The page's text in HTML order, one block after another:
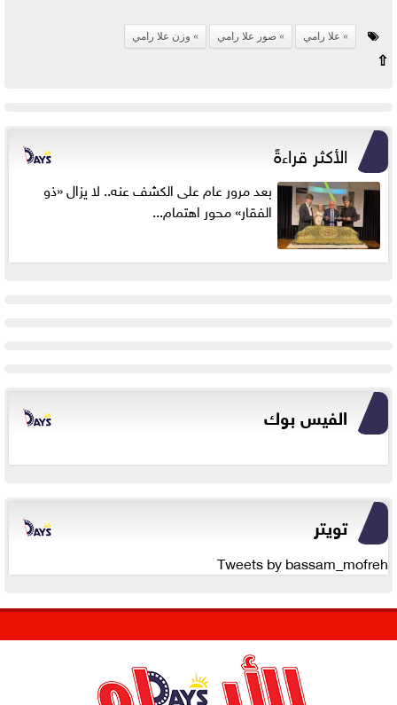
علا رامي صور علا رامي وزن علا رامي
⇧
الأكثر قراءةً
بعد مرور عام على الكشف عنه.. لا يزال «ذو
الفقار» محور اهتمام...
الفيس بوك
تويتر
Tweets by bassam_mofreh